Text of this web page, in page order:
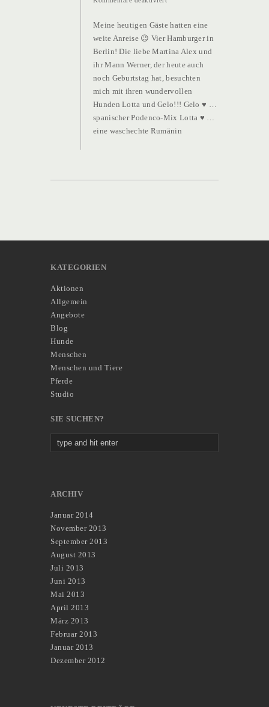
Nr.
33
für
die
Karpatenstreuner
Meine heutigen Gäste hatten eine
weite Anreise 😉 Vier Hamburger in
Berlin! Die liebe Martina Alex und
ihr Mann Werner, der heute auch
noch Geburtstag hat, besuchten
mich mit ihren wundervollen
Hunden Lotta und Gelo!!! Gelo ♥ …
spanischer Podenco-Mix Lotta ♥ …
eine waschechte Rumänin
KATEGORIEN
Aktionen
Allgemein
Angebote
Blog
Hunde
Menschen
Menschen und Tiere
Pferde
Studio
SIE SUCHEN?
ARCHIV
Januar 2014
November 2013
September 2013
August 2013
Juli 2013
Juni 2013
Mai 2013
April 2013
März 2013
Februar 2013
Januar 2013
Dezember 2012